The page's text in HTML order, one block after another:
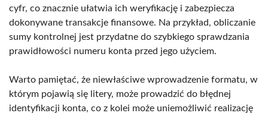
cyfr, co znacznie ułatwia ich weryfikację i zabezpiecza
dokonywane transakcje finansowe. Na przykład, obliczanie
sumy kontrolnej jest przydatne do szybkiego sprawdzania
prawidłowości numeru konta przed jego użyciem.
Warto pamiętać, że niewłaściwe wprowadzenie formatu, w
którym pojawią się litery, może prowadzić do błędnej
identyfikacji konta, co z kolei może uniemożliwić realizację